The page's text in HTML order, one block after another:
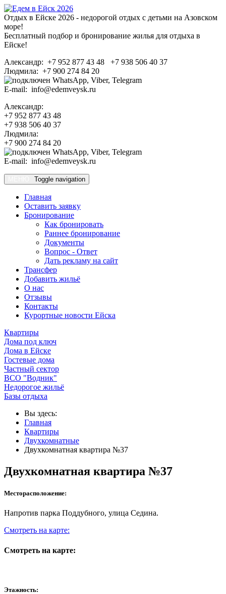
Отдых в Ейске 2026 - недорогой отдых с детьми на Азовском
море!
Бесплатный подбор и бронирование жилья для отдыха в
Ейске!
Александр: +7 952 877 43 48 +7 938 506 40 37
Людмила: +7 900 274 84 20
E-mail: info@edemveysk.ru
Александр:
+7 952 877 43 48
+7 938 506 40 37
Людмила:
+7 900 274 84 20
E-mail: info@edemveysk.ru
Toggle navigation
Главная
Оставить заявку
Бронирование
Как бронировать
Раннее бронирование
Документы
Вопрос - Ответ
Дать рекламу на сайт
Трансфер
Добавить жильё
О нас
Отзывы
Контакты
Курортные новости Ейска
Квартиры
Дома под ключ
Дома в Ейске
Гостевые дома
Частный сектор
ВСО "Водник"
Недорогое жильё
Базы отдыха
Вы здесь:
Главная
Квартиры
Двухкомнатные
Двухкомнатная квартира №37
Двухкомнатная квартира №37
Месторасположение:
Напротив парка Поддубного, улица Седина.
Смотреть на карте:
Смотреть на карте:
Этажность: